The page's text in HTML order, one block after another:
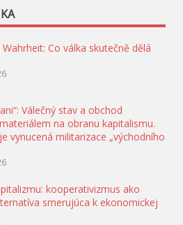
Co válka skutečně dělá
Válečný stav a obchod
na obranu kapitalismu.
vynucená militarizace „východního
kooperativizmus ako
smerujúca k ekonomickej